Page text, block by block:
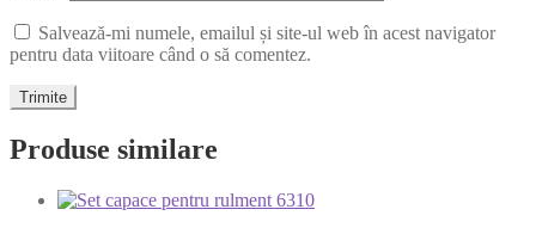
Salvează-mi numele, emailul și site-ul web în acest navigator
pentru data viitoare când o să comentez.
Produse similare